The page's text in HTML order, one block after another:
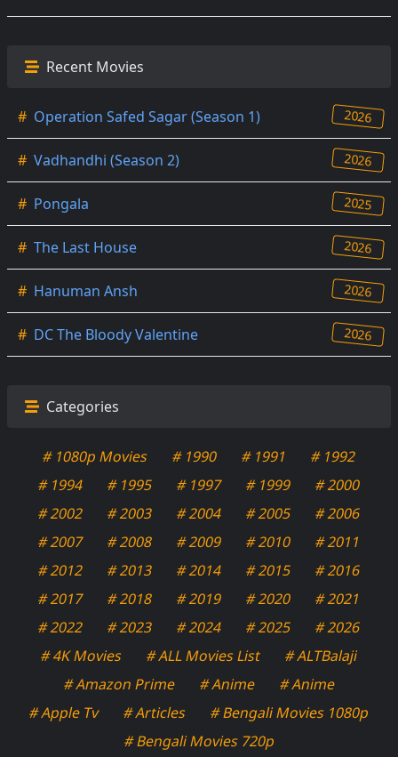
Recent Movies
# Operation Safed Sagar (Season 1) 2026
# Vadhandhi (Season 2) 2026
# Pongala 2025
# The Last House 2026
# Hanuman Ansh 2026
# DC The Bloody Valentine 2026
Categories
# 1080p Movies # 1990 # 1991
# 1992
# 1994
# 1995 # 1997 # 1999
# 2000
# 2002
# 2003 # 2004 # 2005
# 2006
# 2007
# 2008 # 2009 # 2010
# 2011
# 2012
# 2013 # 2014 # 2015
# 2016
# 2017
# 2018 # 2019 # 2020
# 2021
# 2022
# 2023 # 2024 # 2025
# 2026
# 4K Movies
# ALL Movies List
# ALTBalaji
# Amazon Prime
# Anime
# Anime
# Apple Tv
# Articles
# Bengali Movies 1080p
# Bengali Movies 720p